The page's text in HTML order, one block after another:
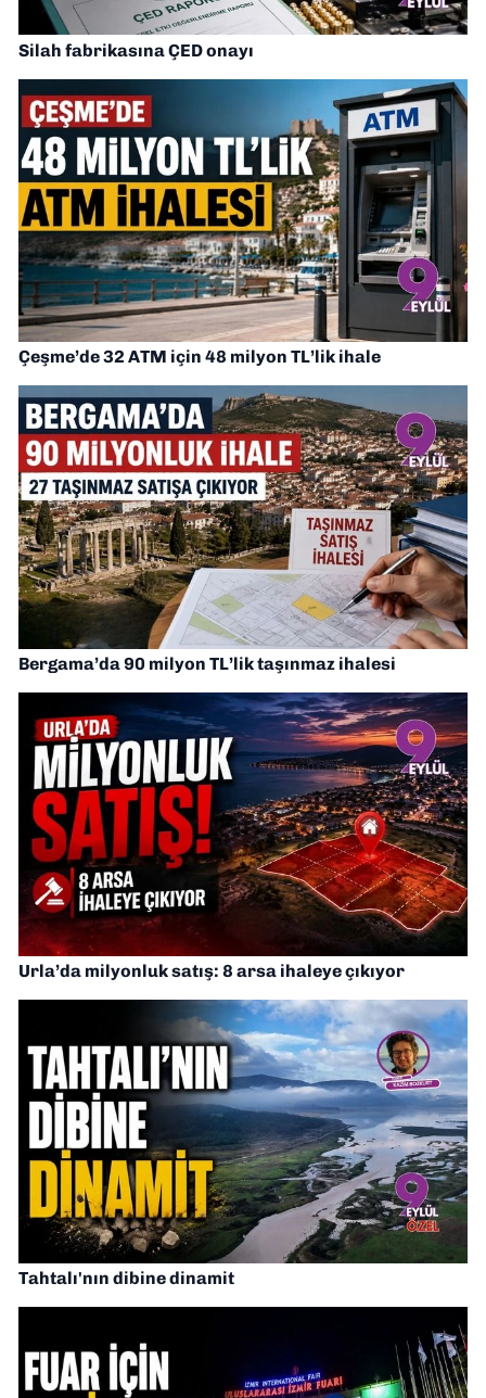
Silah fabrikasına ÇED onayı
Çeşme’de 32 ATM için 48 milyon TL’lik ihale
Bergama’da 90 milyon TL’lik taşınmaz ihalesi
Urla’da milyonluk satış: 8 arsa ihaleye çıkıyor
Tahtalı'nın dibine dinamit